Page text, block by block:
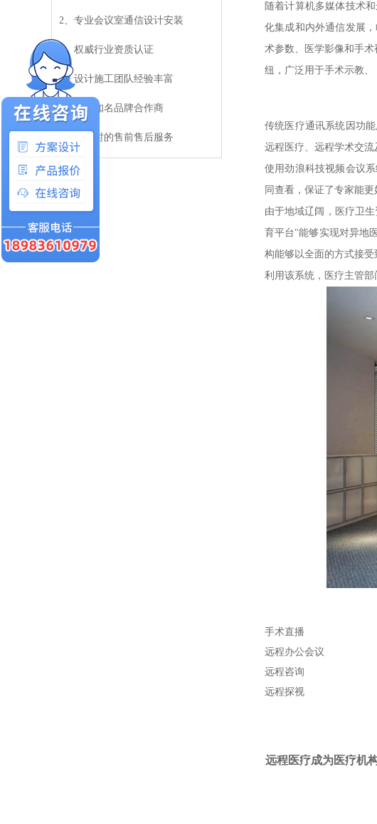
随着计算机多媒体技术
化集成和内外通信发展
术参数、医学影像和手
纽，广泛用于手术示教、
传统医疗通讯系统因功
远程医疗、远程学术交流
使用劲浪科技视频会议
同查看，保证了专家能
由于地域辽阔，医疗卫
育平台"能够实现对异地
构能够以全面的方式接受
利用该系统，医疗主管
手术直播
远程办公会议
远程咨询
远程探视
远程医疗成为医疗机
2、专业会议室通信设计安装
3、权威行业资质认证
4、设计施工团队经验丰富
5、众多知名品牌合作商
6、更及时的售前售后服务